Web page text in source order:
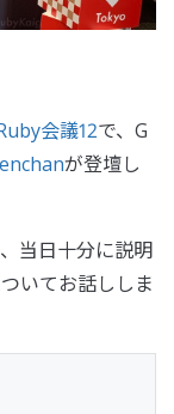
会議12で、G
が登壇し
当日十分に説明
いてお話ししま